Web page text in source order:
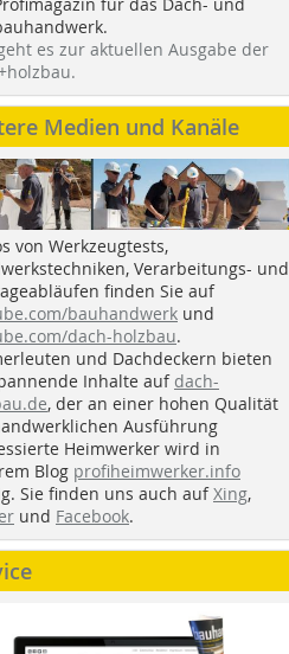
es zur aktuellen Ausgabe der
Medien und Kanäle
von Werkzeugtests,
Verarbeitungs- und
finden Sie auf
bauhandwerk und
dach-holzbau.
und Dachdeckern bieten
Inhalte auf dach-
, der an einer hohen Qualität
Ausführung
Heimwerker wird in
Blog profiheimwerker.info
Sie finden uns auch aufXing,
und Facebook.